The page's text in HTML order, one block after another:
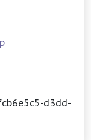
d3dd-